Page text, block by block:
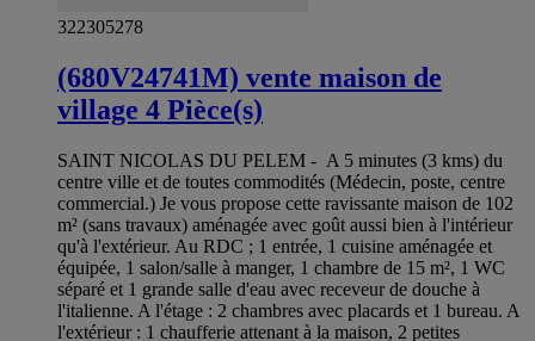
322305278
(680V24741M) vente maison de
village 4 Pièce(s)
SAINT NICOLAS DU PELEM - A 5 minutes (3 kms) du
centre ville et de toutes commodités (Médecin, poste, centre
commercial.) Je vous propose cette ravissante maison de 102
m² (sans travaux) aménagée avec goût aussi bien à l'intérieur
qu'à l'extérieur. Au RDC ; 1 entrée, 1 cuisine aménagée et
équipée, 1 salon/salle à manger, 1 chambre de 15 m², 1 WC
séparé et 1 grande salle d'eau avec receveur de douche à
l'italienne. A l'étage : 2 chambres avec placards et 1 bureau. A
l'extérieur : 1 chaufferie attenant à la maison, 2 petites